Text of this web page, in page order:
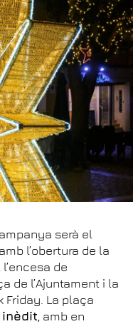
serà el
, amb l’obertura de la
de
de l’Ajuntament i la
La plaça
inèdit , amb en